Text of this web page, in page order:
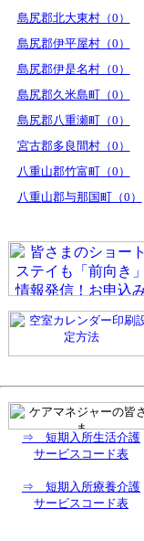
島尻郡北大東村（0）
島尻郡伊平屋村（0）
島尻郡伊是名村（0）
島尻郡久米島町（0）
島尻郡八重瀬町（0）
宮古郡多良間村（0）
八重山郡竹富町（0）
八重山郡与那国町（0）
⇒ 短期入所生活介護
サービスコード表
⇒ 短期入所療養介護
サービスコード表